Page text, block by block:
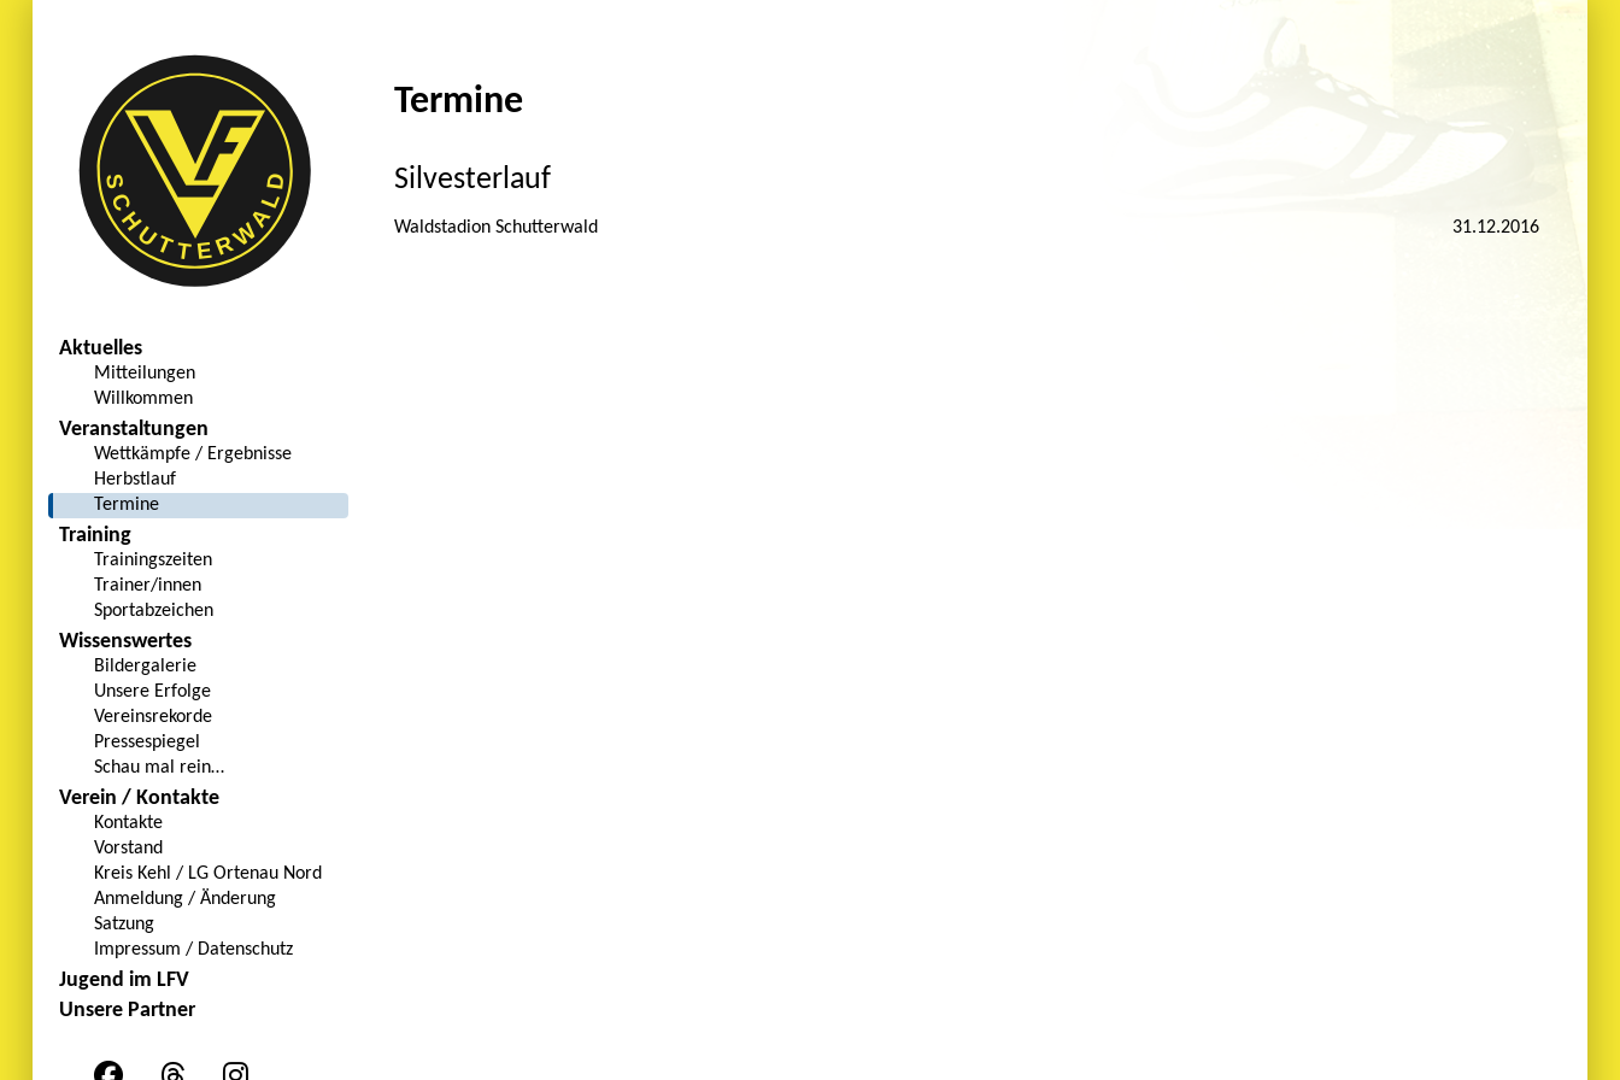
Termine
Silvesterlauf
31.12.2016
Waldstadion Schutterwald
Aktuelles
Mitteilungen
Willkommen
Veranstaltungen
Wettkämpfe / Ergebnisse
Herbstlauf
Termine
Training
Trainingszeiten
Trainer/innen
Sportabzeichen
Wissenswertes
Bildergalerie
Unsere Erfolge
Vereinsrekorde
Pressespiegel
Schau mal rein…
Verein / Kontakte
Kontakte
Vorstand
Kreis Kehl / LG Ortenau Nord
Anmeldung / Änderung
Satzung
Impressum / Datenschutz
Jugend im LFV
Unsere Partner